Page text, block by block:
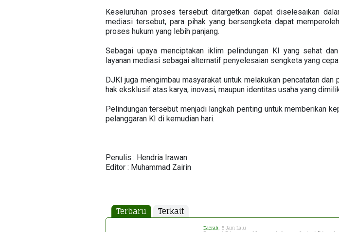
Keseluruhan proses tersebut ditargetkan dapat diselesaikan
mediasi tersebut, para pihak yang bersengketa dapat
proses hukum yang lebih panjang.
Sebagai upaya menciptakan iklim pelindungan KI yang sehat
layanan mediasi sebagai alternatif penyelesaian sengketa yang
DJKI juga mengimbau masyarakat untuk melakukan pencatatan
hak eksklusif atas karya, inovasi, maupun identitas usaha yang
Pelindungan tersebut menjadi langkah penting untuk memberikan
pelanggaran KI di kemudian hari.
Penulis : Hendria Irawan
Editor : Muhammad Zairin
Terbaru Terkait
Daerah , 5 Jam Lalu